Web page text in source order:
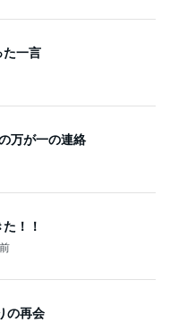
た一言
万が一の連絡
！！
の再会